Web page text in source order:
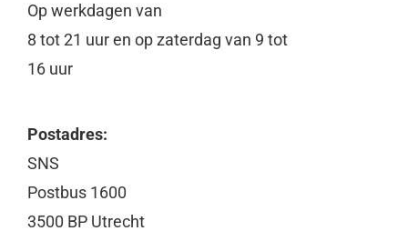
Op werkdagen van
8 tot 21 uur en op zaterdag van 9 tot
16 uur
Postadres:
SNS
Postbus 1600
3500 BP Utrecht